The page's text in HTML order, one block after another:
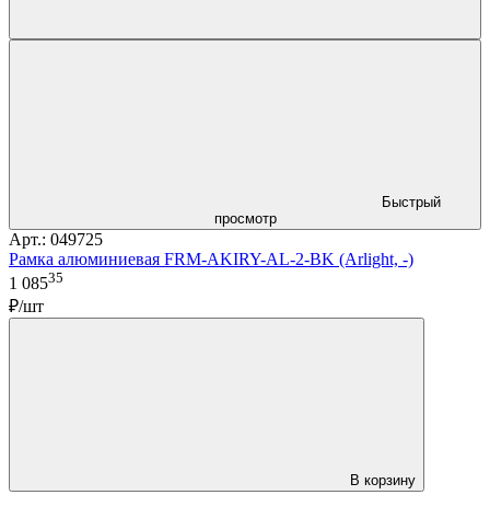
Быстрый
просмотр
Арт.: 049725
Рамка алюминиевая FRM-AKIRY-AL-2-BK (Arlight, -)
1 08535
₽/шт
В корзину